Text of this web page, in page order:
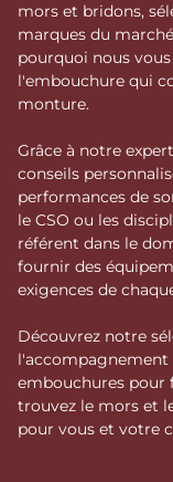
mors et bridons,
marques du
pourquoi nous
l'embouchure qui
monture.
Grâce à notre
conseils
performances de
le CSO ou les
référent dans le
fournir des
exigences de
Découvrez notre
l'accompagnement
embouchures pour
trouvez le mors et
pour vous et votre